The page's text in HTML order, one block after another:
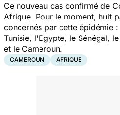
Ce nouveau cas confirmé de
Afrique. Pour le moment, huit
concernés par cette épidémie
Tunisie, l'Egypte, le Sénégal,
et le Cameroun.
CAMEROUN AFRIQUE